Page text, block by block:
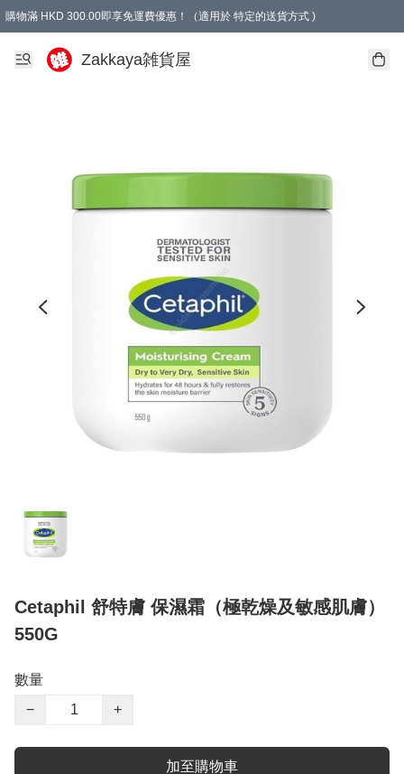
購物滿 HKD 300.00即享免運費優惠！（適用於 特定的送貨方式 )
Zakkaya雑貨屋
Cetaphil 舒特膚 保濕霜（極乾燥及敏感肌膚）
550G
數量
−
+
加至購物車